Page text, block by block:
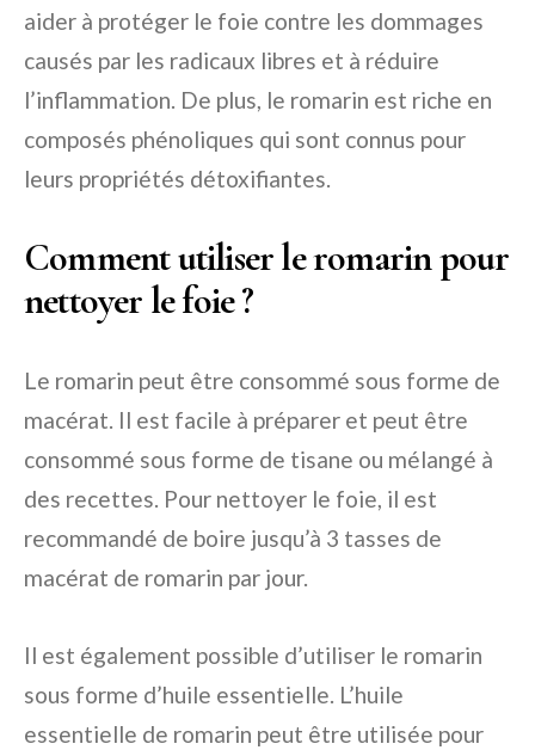
aider à protéger le foie contre les dommages
causés par les radicaux libres et à réduire
l’inflammation. De plus, le romarin est riche en
composés phénoliques qui sont connus pour
leurs propriétés détoxifiantes.
Comment utiliser le romarin pour
nettoyer le foie ?
Le romarin peut être consommé sous forme de
macérat. Il est facile à préparer et peut être
consommé sous forme de tisane ou mélangé à
des recettes. Pour nettoyer le foie, il est
recommandé de boire jusqu’à 3 tasses de
macérat de romarin par jour.
Il est également possible d’utiliser le romarin
sous forme d’huile essentielle. L’huile
essentielle de romarin peut être utilisée pour